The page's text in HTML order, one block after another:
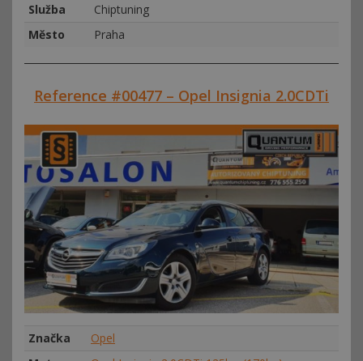
Služba
Chiptuning
Město
Praha
Reference #00477 – Opel Insignia 2.0CDTi
Značka
Opel